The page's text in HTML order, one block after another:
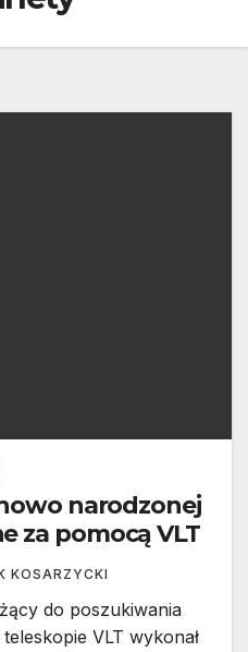
narodzonej
za pomocą VLT
KOSARZYCKI
do poszukiwania
VLT wykonał